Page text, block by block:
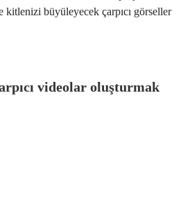
kitlenizi büyüleyecek çarpıcı görseller
videolar oluşturmak